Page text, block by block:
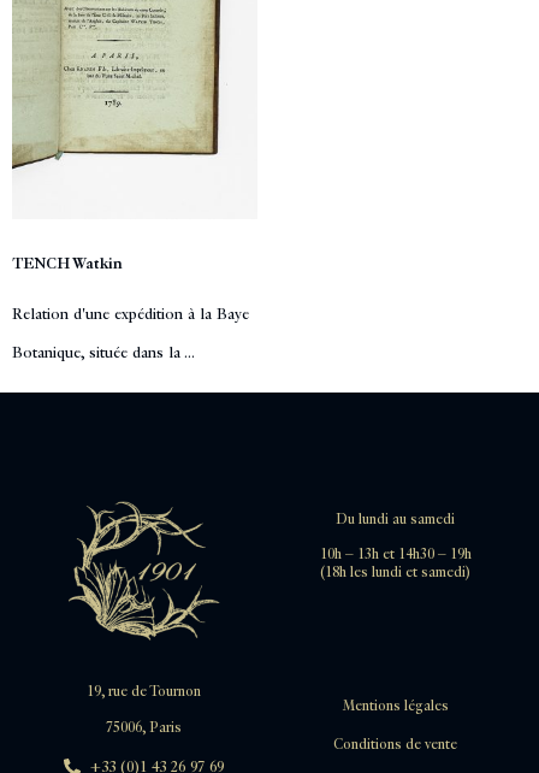
TENCH Watkin
Relation d'une expédition à la Baye
Botanique, située dans la ...
Du lundi au samedi
10h – 13h et 14h30 – 19h
(18h les lundi et samedi)
19, rue de Tournon
75006, Paris
+33 (0)1 43 26 97 69
Mentions légales
Conditions de vente